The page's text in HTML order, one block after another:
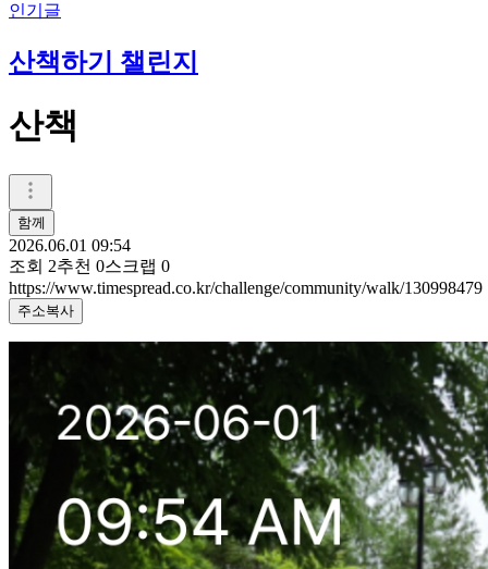
인기글
산책하기 챌린지
산책
함께
2026.06.01 09:54
조회 2추천 0스크랩 0
https://www.timespread.co.kr/challenge/community/walk/130998479
주소복사